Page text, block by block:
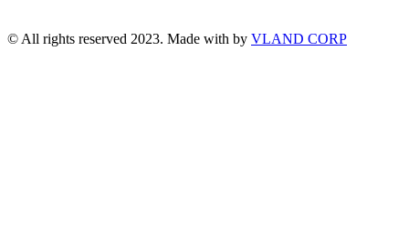
© All rights reserved 2023. Made with by VLAND CORP